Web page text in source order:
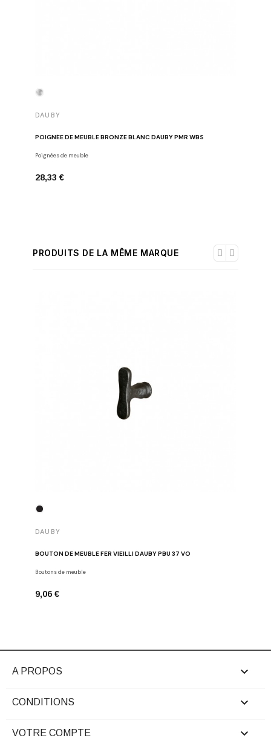
DAUBY
POIGNÉE DE MEUBLE BRONZE BLANC DAUBY PMR WBS
Poignées de meuble
28,33 €
PRODUITS DE LA MÊME MARQUE
DAUBY
BOUTON DE MEUBLE FER VIEILLI DAUBY PBU 37 VO
Boutons de meuble
9,06 €
A PROPOS 
CONDITIONS 
VOTRE COMPTE 